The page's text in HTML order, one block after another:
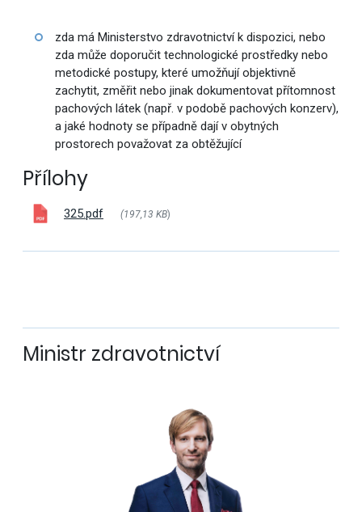
zda má Ministerstvo zdravotnictví k dispozici, nebo
zda může doporučit technologické prostředky nebo
metodické postupy, které umožňují objektivně
zachytit, změřit nebo jinak dokumentovat přítomnost
pachových látek (např. v podobě pachových konzerv),
a jaké hodnoty se případně dají v obytných
prostorech považovat za obtěžující
Přílohy
325.pdf (197,13 KB)
Ministr zdravotnictví